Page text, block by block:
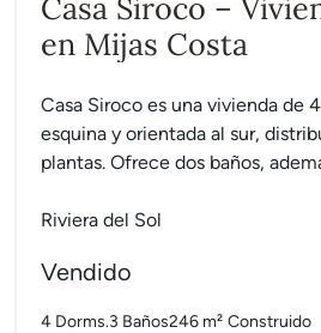
Casa Siroco –
en Mijas Costa
Casa Siroco es una vivienda de
esquina y orientada al sur,
plantas. Ofrece dos baños,
Riviera del Sol
Vendido
4 Dorms.3 Baños246 m² Construido